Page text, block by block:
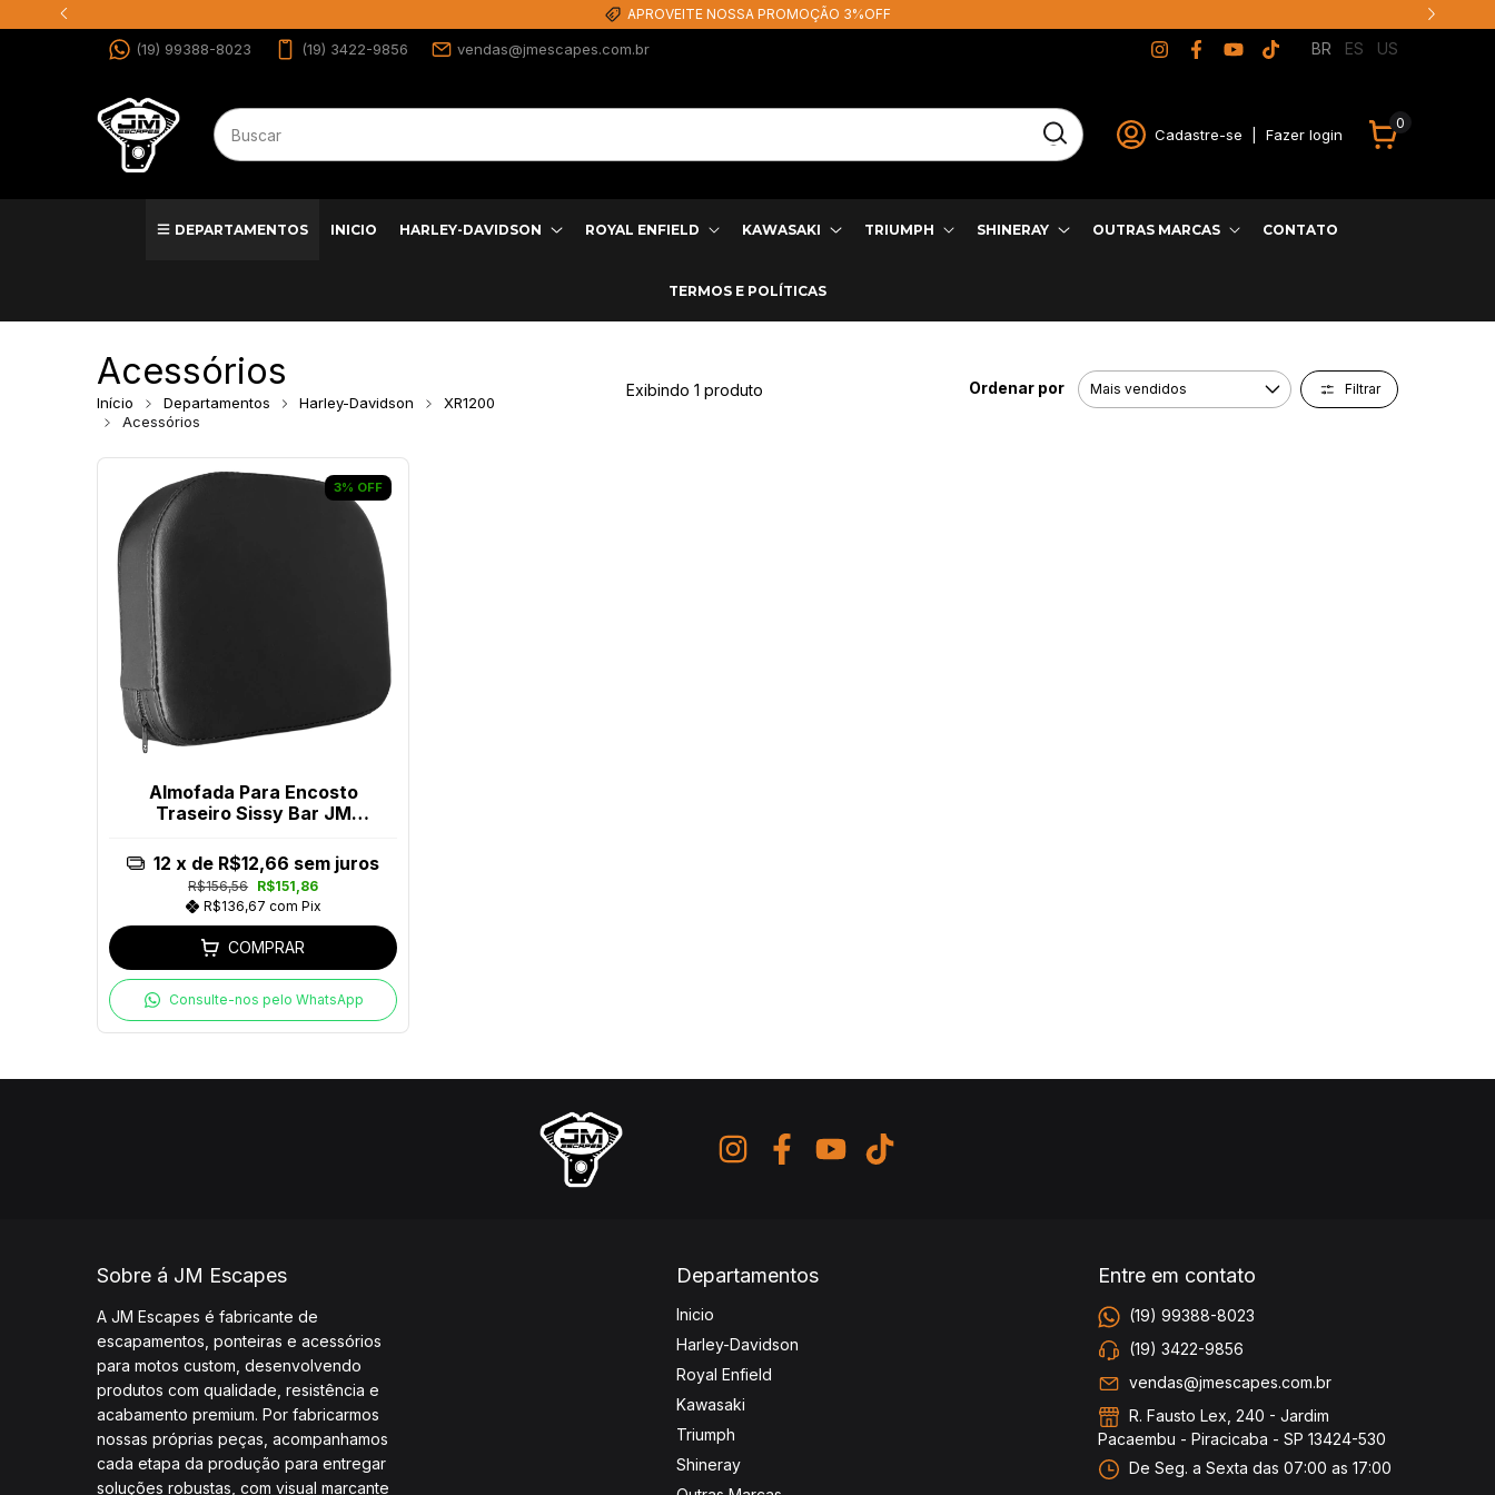
APROVEITE NOSSA PROMOÇÃO 3%OFF
(19) 99388-8023 (19) 3422-9856 vendas@jmescapes.com.br BR ES US
Cadastre-se Fazer login
0
DEPARTAMENTOS INICIO HARLEY-DAVIDSON ROYAL ENFIELD KAWASAKI TRIUMPH SHINERAY OUTRAS MARCAS CONTATO
TERMOS E POLÍTICAS
Acessórios
Início Departamentos Harley-Davidson
XR1200
Acessórios
Exibindo 1 produto Ordenar por Filtrar
3% OFF
Almofada Para Encosto
Traseiro Sissy Bar JM
R$156,56 R$151,86
R$136,67 com Pix
12 x de R$12,66 sem juros
COMPRAR
Consulte-nos pelo WhatsApp
Sobre á JM Escapes
A JM Escapes é fabricante de
escapamentos, ponteiras e acessórios
para motos custom, desenvolvendo
produtos com qualidade, resistência e
acabamento premium. Por fabricarmos
nossas próprias peças, acompanhamos
cada etapa da produção para entregar
soluções robustas, com visual marcante
Departamentos
Inicio
Harley-Davidson
Royal Enfield
Kawasaki
Triumph
Shineray
Entre em contato
(19) 99388-8023
(19) 3422-9856
vendas@jmescapes.com.br
R. Fausto Lex, 240 - Jardim
Pacaembu - Piracicaba - SP 13424-530
De Seg. a Sexta das 07:00 as 17:00